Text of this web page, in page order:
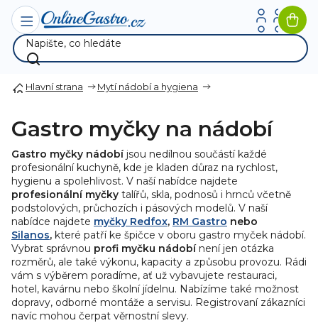
Přejít
obsah
Hlavní strana Mytí nádobí a hygiena
Gastro myčky na nádobí
Gastro myčky nádobíjsou nedílnou součástí každé
profesionální kuchyně, kde je kladen důraz na rychlost,
hygienu a spolehlivost. V naší nabídce najdete
profesionální myčky talířů, skla, podnosů i hrnců včetně
podstolových, průchozích i pásových modelů. V naší
nabídce najdete myčky Redfox, RM Gastro nebo
Silanos, které patří ke špičce v oboru gastro myček nádobí.
Vybrat správnou profi myčku nádobínení jen otázka
rozměrů, ale také výkonu, kapacity a způsobu provozu. Rádi
vám s výběrem poradíme, ať už vybavujete restauraci,
hotel, kavárnu nebo školní jídelnu. Nabízíme také možnost
dopravy, odborné montáže a servisu. Registrovaní zákazníci
navíc mohou čerpat věrnostní slevy.